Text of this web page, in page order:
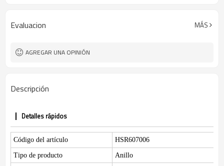
Evaluacion MÁS
AGREGAR UNA OPINIÓN
Descripción
Detalles rápidos
Código del artículo HSR607006
Tipo de producto
Anillo